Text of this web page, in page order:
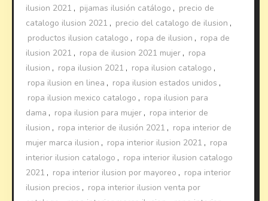
ilusion 2021 , pijamas ilusión catálogo , precio de
catalogo ilusion 2021 , precio del catalogo de ilusion ,
productos ilusion catalogo , ropa de ilusion , ropa de
ilusion 2021 , ropa de ilusion 2021 mujer , ropa
ilusion , ropa ilusion 2021 , ropa ilusion catalogo ,
ropa ilusion en linea , ropa ilusion estados unidos ,
ropa ilusion mexico catalogo , ropa ilusion para
dama , ropa ilusion para mujer , ropa interior de
ilusion , ropa interior de ilusión 2021 , ropa interior de
mujer marca ilusion , ropa interior ilusion 2021 , ropa
interior ilusion catalogo , ropa interior ilusion catalogo
2021 , ropa interior ilusion por mayoreo , ropa interior
ilusion precios , ropa interior ilusion venta por